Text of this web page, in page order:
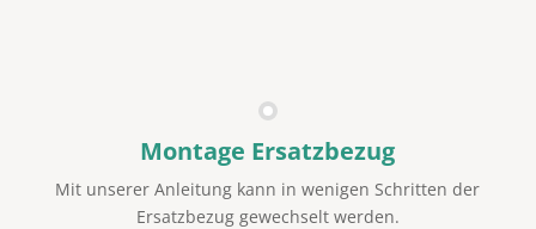
Montage Ersatzbezug
Mit unserer Anleitung kann in wenigen Schritten der
Ersatzbezug gewechselt werden.